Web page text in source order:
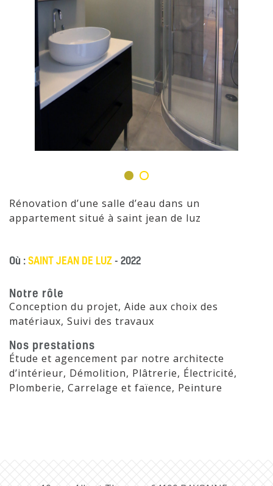
Rénovation d’une salle d’eau dans un
appartement situé à saint jean de luz
Où :SAINT JEAN DE LUZ- 2022
Notre rôle
Conception du projet, Aide aux choix des
matériaux, Suivi des travaux
Nos prestations
Étude et agencement par notre architecte
d’intérieur, Démolition, Plâtrerie, Électricité,
Plomberie, Carrelage et faïence, Peinture